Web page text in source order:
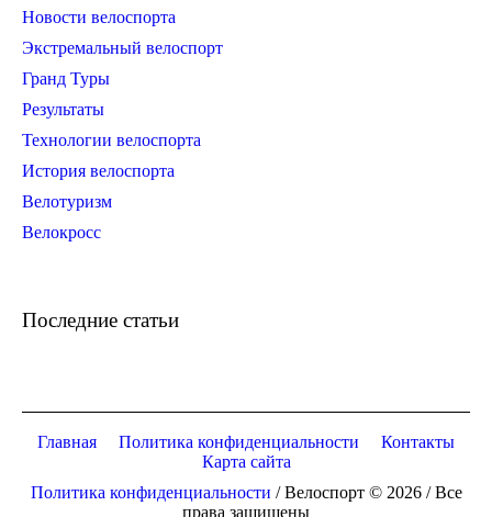
Новости велоспорта
Экстремальный велоспорт
Гранд Туры
Результаты
Технологии велоспорта
История велоспорта
Велотуризм
Велокросс
Последние статьи
Главная Политика конфиденциальности
Контакты
Карта сайта
Политика конфиденциальности / Велоспорт © 2026 / Все
права защищены